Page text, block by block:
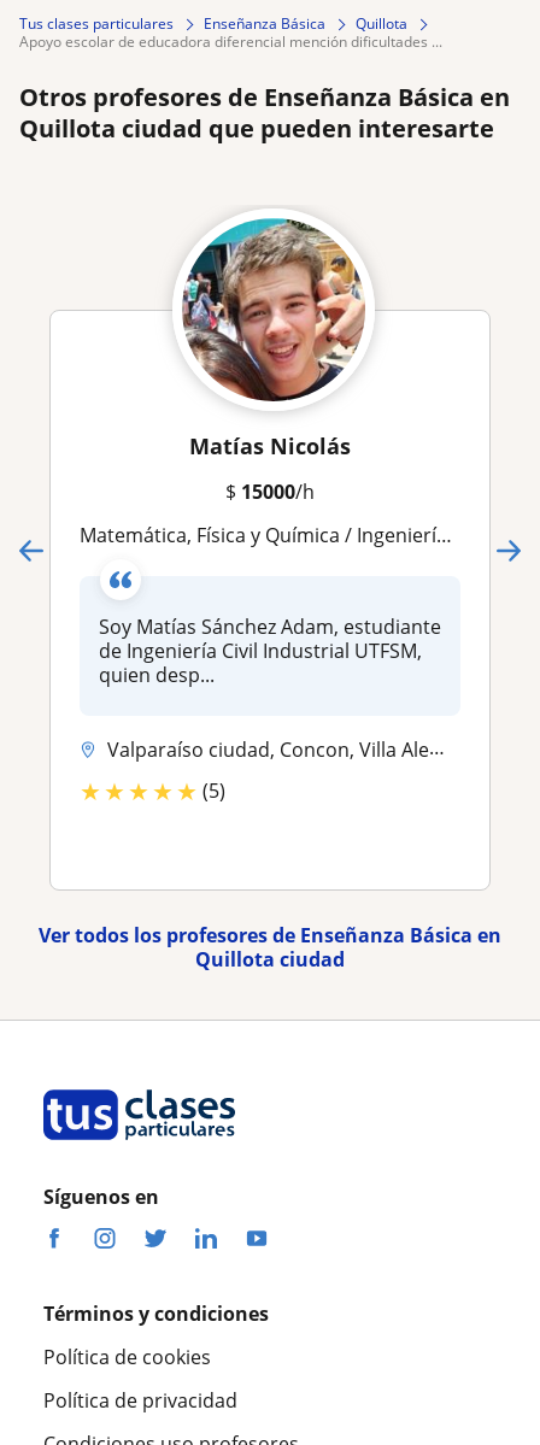
Tus clases particulares Enseñanza Básica
Quillota
apoyo escolar de educadora diferencial mención dificultades ...
Otros profesores de Enseñanza Básica en
Quillota ciudad que pueden interesarte
Matías Nicolás
$ 15000/h
Matemática, Física y Química / Ingeniería Civil Industrial - UTFSM - Universidad Técnica Federico Santa María
Soy Matías Sánchez Adam, estudiante
de Ingeniería Civil Industrial UTFSM,
quien desp...
Valparaíso ciudad, Concon, Villa Alemana, Viña del Mar, Limache, Quill...
★★★★★ (5)
Ver todos los profesores de Enseñanza Básica en
Quillota ciudad
Síguenos en
Términos y condiciones
Política de cookies
Política de privacidad